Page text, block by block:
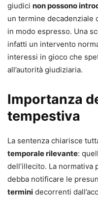
giudici non possono
un termine decadenziale
in modo espresso. Una
infatti un intervento
interessi in gioco che
all’autorità giudiziaria.
Importanza
tempestiva
La sentenza chiarisce
temporale rilevante:
dell’illecito. La normativa
debba notificare le
termini decorrenti